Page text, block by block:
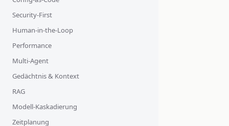
Security-First
Human-in-the-Loop
Performance
Multi-Agent
Gedächtnis & Kontext
RAG
Modell-Kaskadierung
Zeitplanung